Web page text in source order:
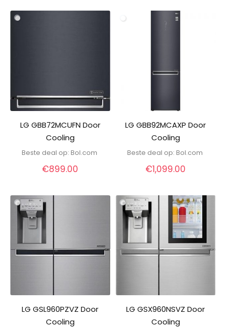
LG GBB72MCUFN Door
Cooling
Beste deal op: bol.com
€899.00
LG GBB92MCAXP Door
Cooling
Beste deal op: bol.com
€1,099.00
LG GSL960PZVZ Door
Cooling
LG GSX960NSVZ Door
Cooling